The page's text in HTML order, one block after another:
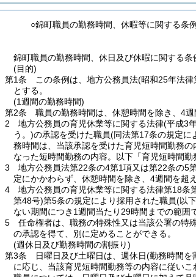
○錦町職員の勤務時間、休暇等に関する条例
錦町職員の勤務時間、休日及び休暇に関する
(目的)
第1条
この条例は、地方公務員法(昭和25年法律
とする。
(1週間の勤務時間)
第2条
職員の勤務時間は、休憩時間を除き、4
2
地方公務員の育児休業等に関する法律(平成3
う。)の承認を受けた職員(同法第17条の規定に
務時間は、当該承認を受けた育児短時間勤務の
なった短時間勤務の内容。以下「育児短時間
3
地方公務員法第22条の4第1項又は第22条の5
定にかかわらず、休憩時間を除き、4週間を超
4
地方公務員の育児休業等に関する法律第18
第48号)第5条の規定により採用された職員(以
ない期間につき1週間当たり29時間までの範囲
5
任命権者は、職務の特殊性又は当該公署の特
の承認を得て、別に定めることができる。
(週休日及び勤務時間の割振り)
第3条
日曜日及び土曜日は、週休日(勤務時間を
に応じ、当該育児短時間勤務等の内容に従い